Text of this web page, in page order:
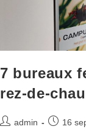
7 bureaux
rez-de-
admin 16